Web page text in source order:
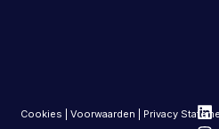
Cookies |Voorwaarden Privacy